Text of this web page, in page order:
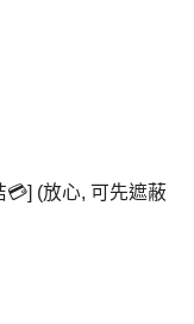
(放心, 可先遮蔽